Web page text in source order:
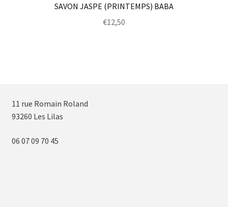
SAVON JASPE (PRINTEMPS) BABA
€12,50
11 rue Romain Roland
93260 Les Lilas
06 07 09 70 45